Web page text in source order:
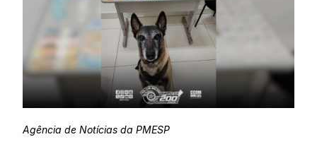
Agência de Notícias da PMESP